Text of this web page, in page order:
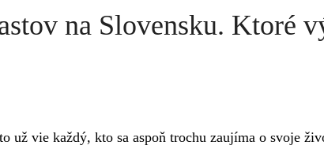
na Slovensku. Ktoré
už vie každý, kto sa aspoň trochu zaujíma o svoje